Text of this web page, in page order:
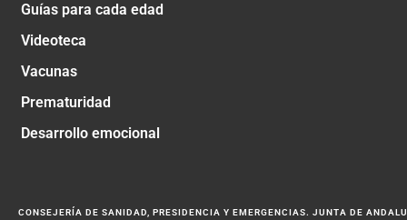
Guías para cada edad
Videoteca
Vacunas
Prematuridad
Desarrollo emocional
CONSEJERÍA DE SANIDAD, PRESIDENCIA Y EMERGENCIAS. JUNTA DE